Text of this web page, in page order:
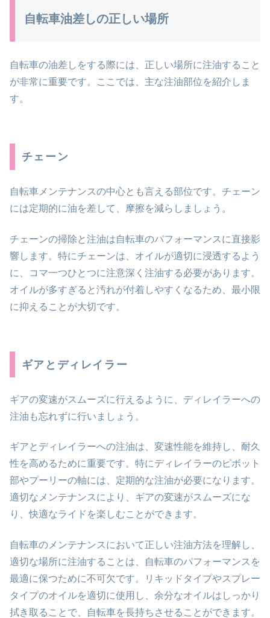
自転車油差しの正しい場所
自転車の油差しをする際には、正しい場所に注油すること
が非常に重要です。ここでは、主な注油部位を紹介しま
す。
チェーン
自転車メンテナンスの中心とも言える部位です。チェーン
には定期的に油を差して、摩擦を減らしましょう。
チェーンの掃除と注油は自転車のパフォーマンスに直接影
響します。特にチェーンは、オイルが適切に浸透するよう
に、コマ一つひとつに注意深く注油する必要があります。
オイルが多すぎると汚れが付着しやすくなるため、最小限
に抑えることが大切です。
ギアとディレイラー
ギアの変速がスムーズに行えるように、ディレイラーへの
注油も忘れずに行いましょう。
ギアとディレイラーへの注油は、変速性能を維持し、耐久
性を高めるために重要です。特にディレイラーのピボット
部やプーリーの軸には、定期的な注油が必要になります。
適切なメンテナンスにより、ギアの変速がスムーズにな
り、快適なライドを楽しむことができます。
自転車のメンテナンスにおいて正しい注油方法を理解し、
適切な場所に注油することは、自転車のパフォーマンスを
最適に保つために不可欠です。リキッドタイプやスプレー
タイプのオイルを適切に使用し、余分なオイルはしっかり
拭き取ることで、自転車を長持ちさせることができます。